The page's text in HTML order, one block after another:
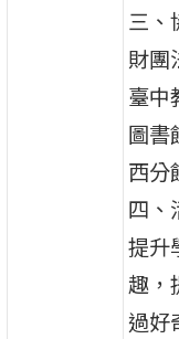
三、
財團
臺中
圖書
西分
四、
提升
趣，
過好